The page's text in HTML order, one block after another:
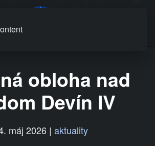
obloha nad
Devín IV
máj 2026| aktuality